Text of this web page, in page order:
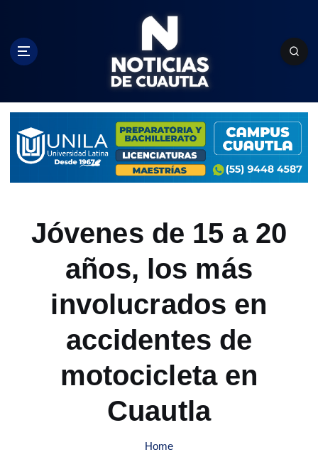
c
Jóvenes de 15 a 20
años, los más
involucrados en
accidentes de
motocicleta en
Cuautla
Home